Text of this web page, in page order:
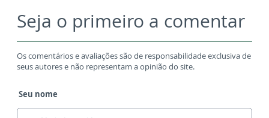
Seja o primeiro a comentar
Os comentários e avaliações são de responsabilidade exclusiva de
seus autores e não representam a opinião do site.
Seu nome